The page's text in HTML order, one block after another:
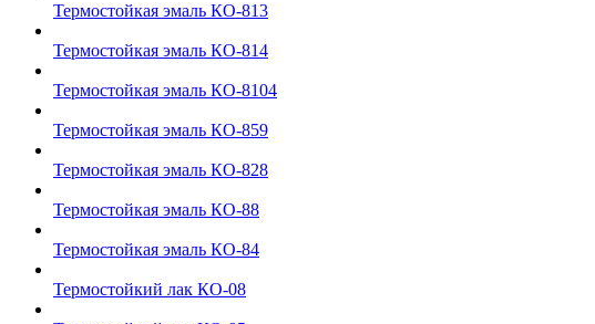
Термостойкая эмаль КО-813
Термостойкая эмаль КО-814
Термостойкая эмаль КО-8104
Термостойкая эмаль КО-859
Термостойкая эмаль КО-828
Термостойкая эмаль КО-88
Термостойкая эмаль КО-84
Термостойкий лак КО-08